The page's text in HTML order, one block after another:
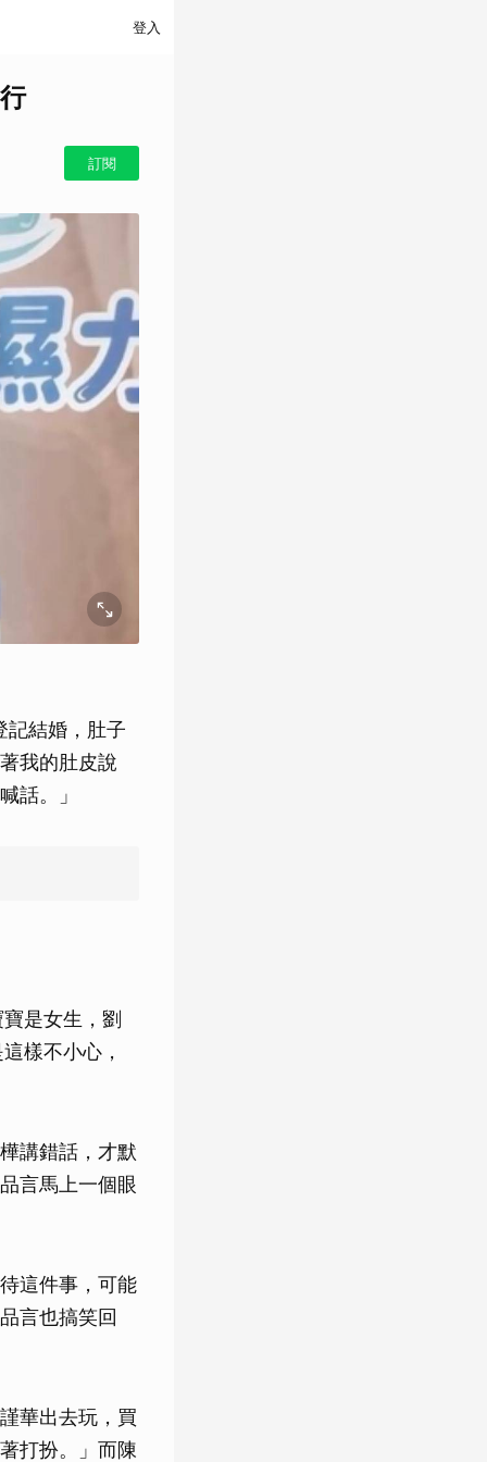
登入
訂閱
記結婚，肚子
我的肚皮說
話。」
是女生，劉
樣不小心，
講錯話，才默
言馬上一個眼
這件事，可能
言也搞笑回
華出去玩，買
打扮。」而陳